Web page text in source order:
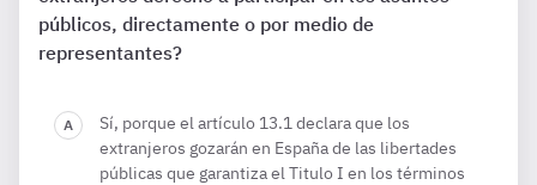
públicos, directamente o por medio de
representantes?
Sí, porque el artículo 13.1 declara que los
extranjeros gozarán en España de las libertades
públicas que garantiza el Titulo I en los términos